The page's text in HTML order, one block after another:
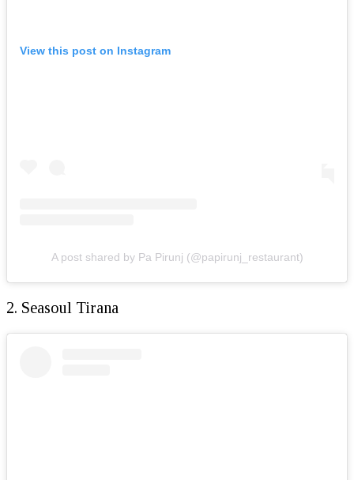
View this post on Instagram
A post shared by Pa Pirunj (@papirunj_restaurant)
2. Seasoul Tirana